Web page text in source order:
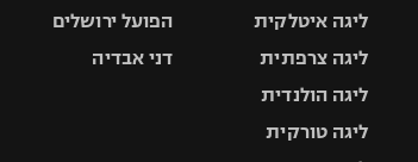
ליגה איטלקית
ליגה צרפתית
ליגה הולנדית
ליגה טורקית
הפועל ירושלים
דני אבדיה